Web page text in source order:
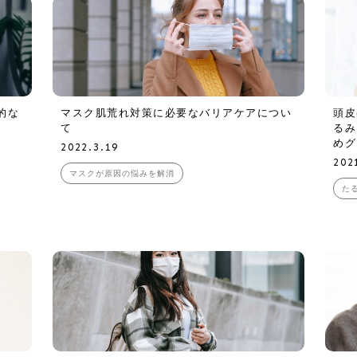
な
マスク肌荒れ対策に必要なバリアケアについ
て
2022.3.19
マスクが原因の悩みを解消
頭
る
め
た